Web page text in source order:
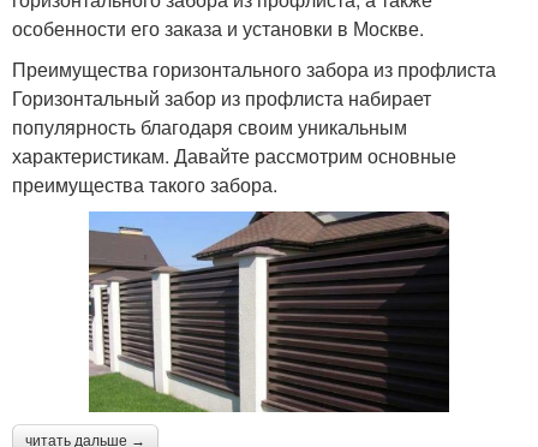
особенности его заказа и установки в Москве.
Преимущества горизонтального забора из профлиста
Горизонтальный забор из профлиста набирает
популярность благодаря своим уникальным
характеристикам. Давайте рассмотрим основные
преимущества такого забора.
читать дальше →